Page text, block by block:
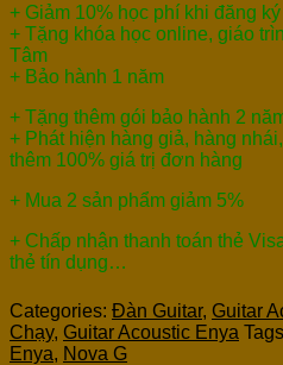
+ Giảm 10% học phí khi đăng
+ Tặng khóa học online, giáo
Tâm
+ Bảo hành 1 năm
+ Tặng thêm gói bảo hành 2
+ Phát hiện hàng giả, hàng
thêm 100% giá trị đơn hàng
+ Mua 2 sản phẩm giảm 5%
+ Chấp nhận thanh toán thẻ
thẻ tín dụng…
Categories: Đàn Guitar, Guitar
Chạy, Guitar Acoustic Enya
Enya, Nova G